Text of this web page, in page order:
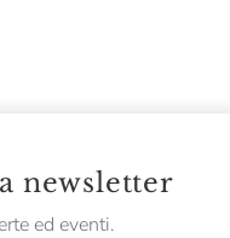
newsletter
ed eventi.